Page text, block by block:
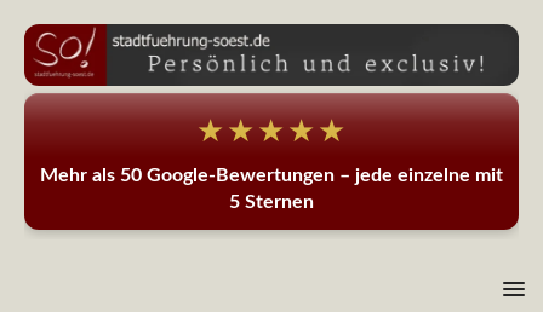
★★★★★
Mehr als 50 Google-Bewertungen – jede einzelne mit
5 Sternen